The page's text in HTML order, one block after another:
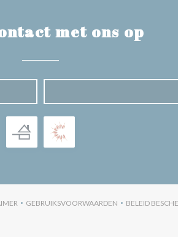
met ons op
((OPENT IN EEN NIEUW VENSTER))
GEBRUIKSVOORWAARDEN
((OPENT IN EEN NIEUW
BELEID